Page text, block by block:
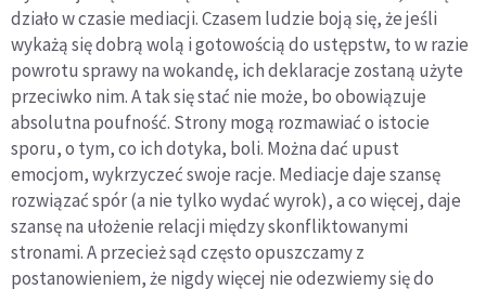
działo w czasie mediacji. Czasem ludzie boją się, że jeśli
wykażą się dobrą wolą i gotowością do ustępstw, to w razie
powrotu sprawy na wokandę, ich deklaracje zostaną użyte
przeciwko nim. A tak się stać nie może, bo obowiązuje
absolutna poufność. Strony mogą rozmawiać o istocie
sporu, o tym, co ich dotyka, boli. Można dać upust
emocjom, wykrzyczeć swoje racje. Mediacje daje szansę
rozwiązać spór (a nie tylko wydać wyrok), a co więcej, daje
szansę na ułożenie relacji między skonfliktowanymi
stronami. A przecież sąd często opuszczamy z
postanowieniem, że nigdy więcej nie odezwiemy się do